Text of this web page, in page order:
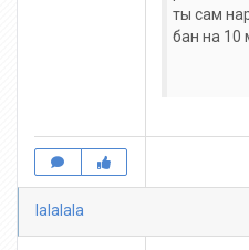
ты сам
бан на 10
lalalala